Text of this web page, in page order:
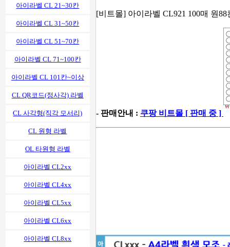
아이라벨 CL 21~30칸
아이라벨 CL 31~50칸
아이라벨 CL 51~70칸
아이라벨 CL 71~100칸
아이라벨 CL 101칸~이상
CL QR코드(정사각) 라벨
CL 사각형(직각 모서리)
CL 원형 라벨
OL 타원형 라벨
아이라벨 CL2xx
아이라벨 CL4xx
아이라벨 CL5xx
아이라벨 CL6xx
아이라벨 CL8xx
[비트몰] 아이라벨 CL921 100매 원
- 판매안내 : 쿠팡 비트몰 [ 판매 중 ]